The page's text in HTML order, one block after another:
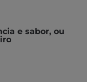
e sabor, ou